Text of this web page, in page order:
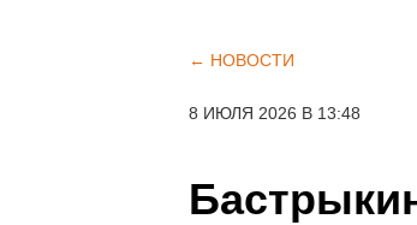
Челябинск
← НОВОСТИ
8 ИЮЛЯ 2026 В 13:48